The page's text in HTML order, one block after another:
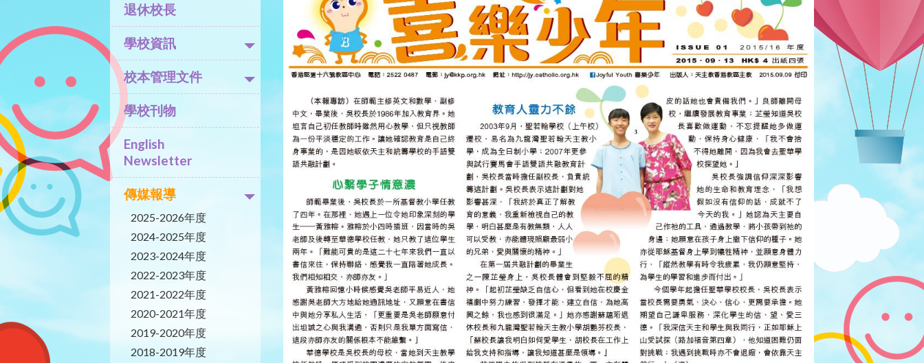
退休校長
學校資訊
校本管理文件
學校刊物
English
Newsletter
傳媒報導
2025-2026年度
2024-2025年度
2023-2024年度
2022-2023年度
2021-2022年度
2020-2021年度
2019-2020年度
2018-2019年度